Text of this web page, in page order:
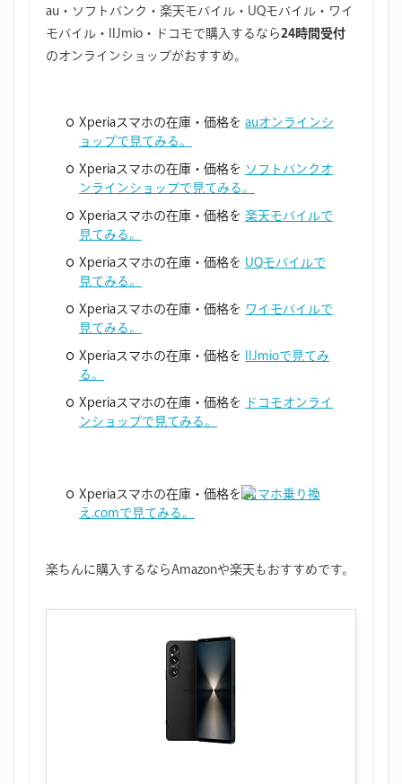
au・ソフトバンク・楽天モバイル・UQモバイル・ワイ
モバイル・IIJmio・ドコモで購入するなら24時間受付
のオンラインショップがおすすめ。
Xperiaスマホの在庫・価格を auオンラインシ
ョップで見てみる。
Xperiaスマホの在庫・価格を ソフトバンクオ
ンラインショップで見てみる。
Xperiaスマホの在庫・価格を 楽天モバイルで
見てみる。
Xperiaスマホの在庫・価格を UQモバイルで
見てみる。
Xperiaスマホの在庫・価格を ワイモバイルで
見てみる。
Xperiaスマホの在庫・価格を
IIJmioで見てみ
る。
Xperiaスマホの在庫・価格を
ドコモオンライ
ンショップで見てみる。
Xperiaスマホの在庫・価格を スマホ乗り換
え.comで見てみる。
楽ちんに購入するならAmazonや楽天もおすすめです。